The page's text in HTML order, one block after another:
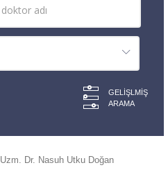
GELIŞLMIŞ
ARAMA
Uzm. Dr. Nasuh Utku Doğan